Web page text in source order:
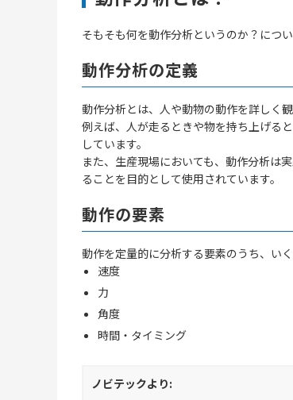
そもそも何を動作分析というのか？につい
動作分析の定義
動作分析とは、人や動物の動作を詳しく
例えば、人が走るときや物を持ち上げる
しています。
また、生産現場においても、動作分析は
ることを目的として使用されています。
動作の要素
動作を定量的に分析する要素のうち、い
速度
力
角度
時間・タイミング
ノビテックより: